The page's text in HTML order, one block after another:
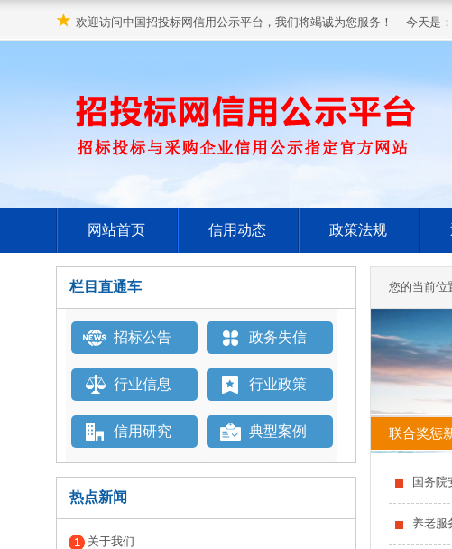
★ 欢迎访问中国招投标网信用公示平台，我们将竭诚为您服务！ 今天是：
网站首页 信用动态 政策法规
栏目直通车
招标公告 政务失信
行业信息 行业政策
信用研究 典型案例
热点新闻
关于我们
您的当前位
联合奖惩
国务院
养老服